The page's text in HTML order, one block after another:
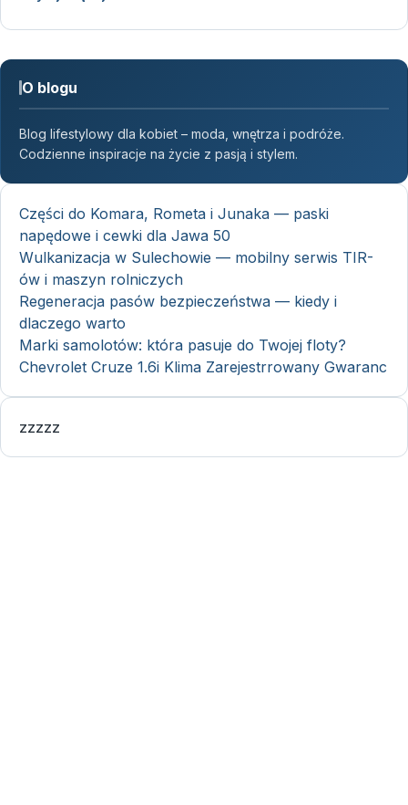
O blogu
Blog lifestylowy dla kobiet – moda, wnętrza i podróże.
Codzienne inspiracje na życie z pasją i stylem.
Części do Komara, Rometa i Junaka — paski
napędowe i cewki dla Jawa 50
Wulkanizacja w Sulechowie — mobilny serwis TIR-
ów i maszyn rolniczych
Regeneracja pasów bezpieczeństwa — kiedy i
dlaczego warto
Marki samolotów: która pasuje do Twojej floty?
Chevrolet Cruze 1.6i Klima Zarejestrrowany Gwaranc
zzzzz